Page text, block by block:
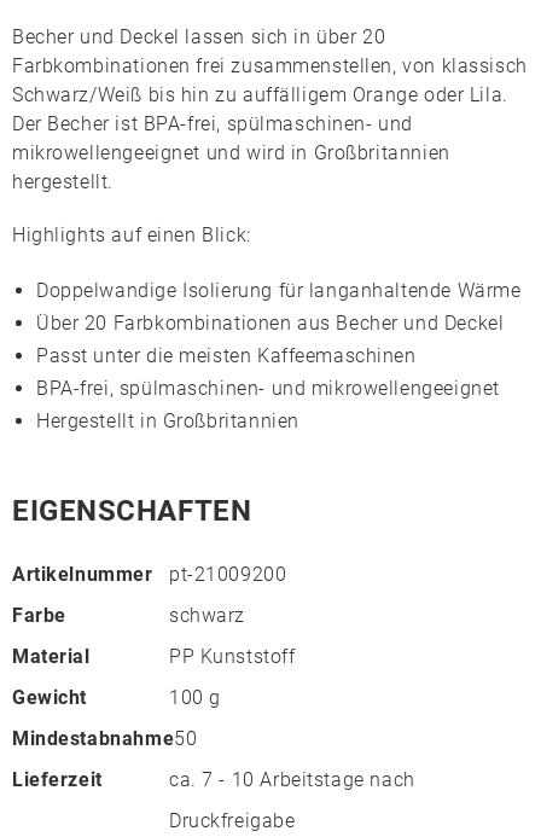
Becher und Deckel lassen sich in über 20
Farbkombinationen frei zusammenstellen, von klassisch
Schwarz/Weiß bis hin zu auffälligem Orange oder Lila.
Der Becher ist BPA-frei, spülmaschinen- und
mikrowellengeeignet und wird in Großbritannien
hergestellt.
Highlights auf einen Blick:
Doppelwandige Isolierung für langanhaltende Wärme
Über 20 Farbkombinationen aus Becher und Deckel
Passt unter die meisten Kaffeemaschinen
BPA-frei, spülmaschinen- und mikrowellengeeignet
Hergestellt in Großbritannien
EIGENSCHAFTEN
Artikelnummer
pt-21009200
Farbe
schwarz
Material
PP Kunststoff
Gewicht
100 g
Mindestabnahme50
Lieferzeit
ca. 7 - 10 Arbeitstage nach
Druckfreigabe